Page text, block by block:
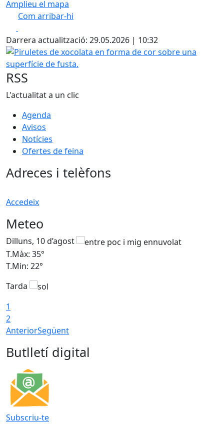
Amplieu el mapa
Com arribar-hi
+
−
Darrera actualització: 29.05.2026 | 10:32
Piruletes de xocolata en forma de cor sobre una
RSS
L'actualitat a un clic
Agenda
Avisos
Notícies
Ofertes de feina
Adreces i telèfons
Accedeix
Meteo
Dilluns, 10 d’agost
T.Màx: 35°
T.Min: 22°
Tarda
1
2
AnteriorSegüent
Butlletí digital
Subscriu-te